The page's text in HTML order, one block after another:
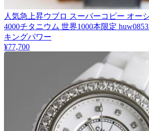
人気急上昇ウブロ スーパーコピー オー
4000チタニウム 世界1000本限定
キングパワー
¥77,700